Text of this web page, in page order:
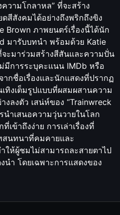
วามโกลาหล” ที่จะสร้าง
สีสังคมได้อย่างถึงพริกถึงขิง
Brown ภาพยนตร์เรื่องนี้ได้นัก
มารับบทนำ พร้อมด้วย Katie
ะมาร่วมสร้างสีสันและความปั่น
มีการระบุคะแนน IMDb หรือ
กชื่อเรื่องและนักแสดงที่ปรากฏ
ทิงเต็มรูปแบบที่ผสมผสานความ
งลงตัว เสน่ห์ของ “Trainwreck
นำเสนอความวุ่นวายในโลก
เข้าถึงง่าย การเล่าเรื่องที่
สนทนาที่คมคายและ
ให้ผู้ชมไม่สามารถละสายตาไป
นำ โดยเฉพาะการแสดงของ